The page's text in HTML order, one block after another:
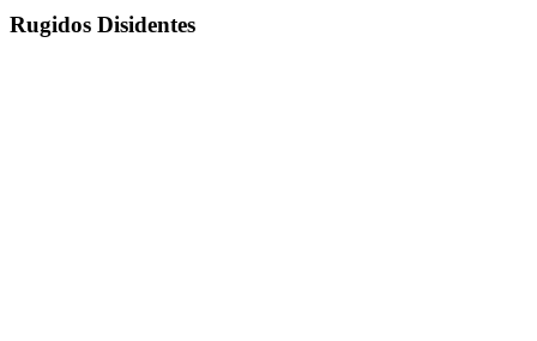
Rugidos Disidentes